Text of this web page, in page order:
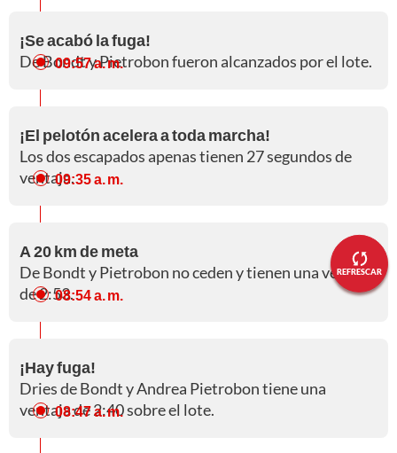
REFRESCAR
¡Se acabó la fuga!
De Bondt y Pietrobon fueron alcanzados por el lote.
09:57 a. m.
¡El pelotón acelera a toda marcha!
Los dos escapados apenas tienen 27 segundos de
ventaja.09:35 a. m.
A 20 km de meta
De Bondt y Pietrobon no ceden y tienen una ventaja
de 2:53.08:54 a. m.
¡Hay fuga!
Dries de Bondt y Andrea Pietrobon tiene una
ventaja de 2:40 sobre el lote.
08:47 a. m.